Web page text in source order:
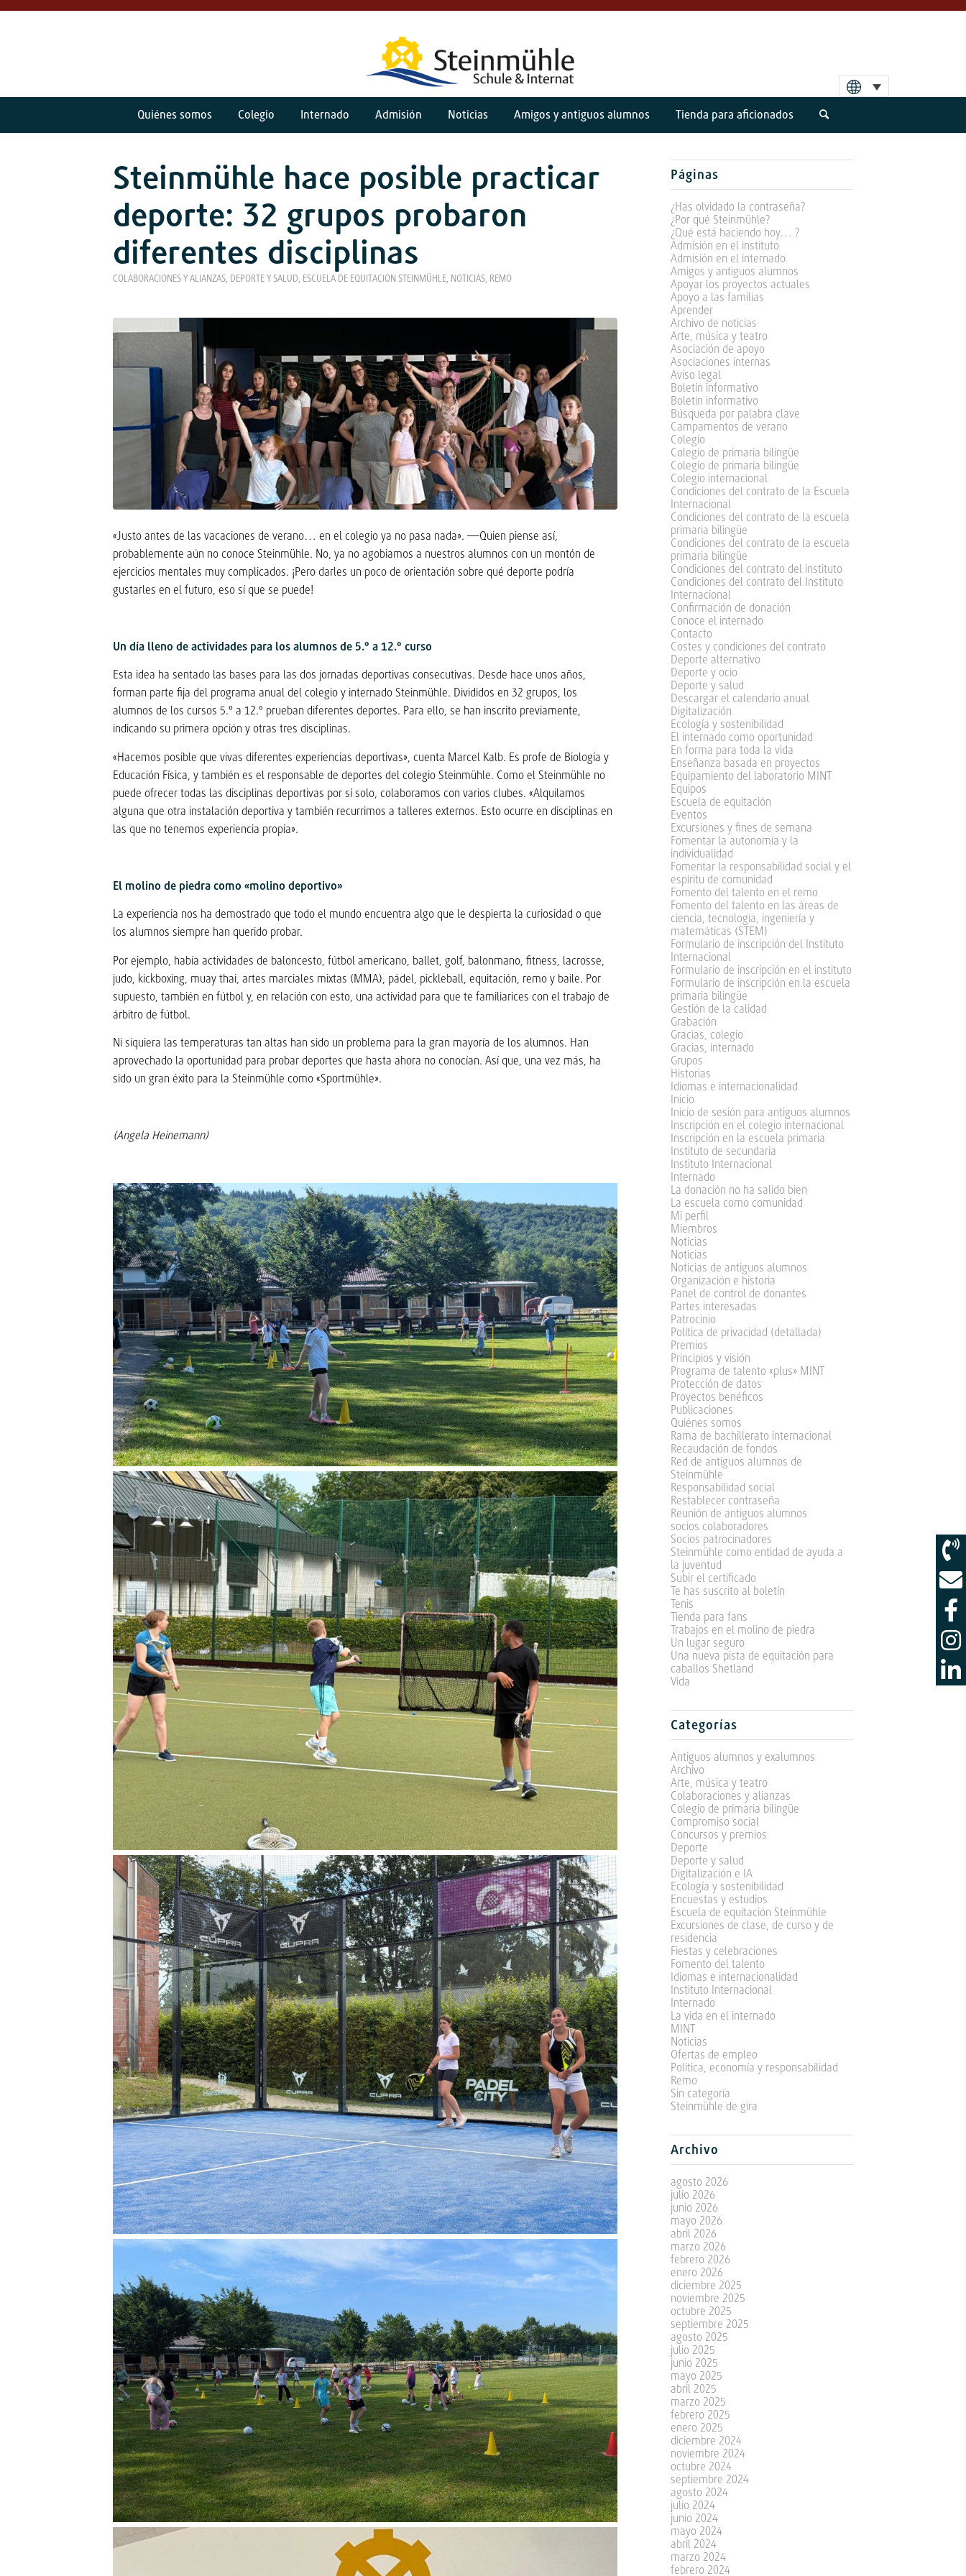
Quiénes somos Colegio Internado Admisión Noticias Amigos y antiguos alumnos Tienda para aficionados
Steinmühle hace posible practicar
deporte: 32 grupos probaron
diferentes disciplinas
COLABORACIONES Y ALIANZAS, DEPORTE Y SALUD, ESCUELA DE EQUITACIÓN STEINMÜHLE, NOTICIAS, REMO
«Justo antes de las vacaciones de verano… en el colegio ya no pasa nada». —Quien piense así,
probablemente aún no conoce Steinmühle. No, ya no agobiamos a nuestros alumnos con un montón de
ejercicios mentales muy complicados. ¡Pero darles un poco de orientación sobre qué deporte podría
gustarles en el futuro, eso sí que se puede!
Un día lleno de actividades para los alumnos de 5.º a 12.º curso
Esta idea ha sentado las bases para las dos jornadas deportivas consecutivas. Desde hace unos años,
forman parte fija del programa anual del colegio y internado Steinmühle. Divididos en 32 grupos, los
alumnos de los cursos 5.º a 12.º prueban diferentes deportes. Para ello, se han inscrito previamente,
indicando su primera opción y otras tres disciplinas.
«Hacemos posible que vivas diferentes experiencias deportivas», cuenta Marcel Kalb. Es profe de Biología y
Educación Física, y también es el responsable de deportes del colegio Steinmühle. Como el Steinmühle no
puede ofrecer todas las disciplinas deportivas por sí solo, colaboramos con varios clubes. «Alquilamos
alguna que otra instalación deportiva y también recurrimos a talleres externos. Esto ocurre en disciplinas en
las que no tenemos experiencia propia».
El molino de piedra como «molino deportivo»
La experiencia nos ha demostrado que todo el mundo encuentra algo que le despierta la curiosidad o que
los alumnos siempre han querido probar.
Por ejemplo, había actividades de baloncesto, fútbol americano, ballet, golf, balonmano, fitness, lacrosse,
judo, kickboxing, muay thai, artes marciales mixtas (MMA), pádel, pickleball, equitación, remo y baile. Por
supuesto, también en fútbol y, en relación con esto, una actividad para que te familiarices con el trabajo de
árbitro de fútbol.
Ni siquiera las temperaturas tan altas han sido un problema para la gran mayoría de los alumnos. Han
aprovechado la oportunidad para probar deportes que hasta ahora no conocían. Así que, una vez más, ha
sido un gran éxito para la Steinmühle como «Sportmühle».
(Angela Heinemann)
Páginas
¿Has olvidado la contraseña?
¿Por qué Steinmühle?
¿Qué está haciendo hoy… ?
Admisión en el instituto
Admisión en el internado
Amigos y antiguos alumnos
Apoyar los proyectos actuales
Apoyo a las familias
Aprender
Archivo de noticias
Arte, música y teatro
Asociación de apoyo
Asociaciones internas
Aviso legal
Boletín informativo
Boletín informativo
Búsqueda por palabra clave
Campamentos de verano
Colegio
Colegio de primaria bilingüe
Colegio de primaria bilingüe
Colegio internacional
Condiciones del contrato de la Escuela
Internacional
Condiciones del contrato de la escuela
primaria bilingüe
Condiciones del contrato de la escuela
primaria bilingüe
Condiciones del contrato del instituto
Condiciones del contrato del Instituto
Internacional
Confirmación de donación
Conoce el internado
Contacto
Costes y condiciones del contrato
Deporte alternativo
Deporte y ocio
Deporte y salud
Descargar el calendario anual
Digitalización
Ecología y sostenibilidad
El internado como oportunidad
En forma para toda la vida
Enseñanza basada en proyectos
Equipamiento del laboratorio MINT
Equipos
Escuela de equitación
Eventos
Excursiones y fines de semana
Fomentar la autonomía y la
individualidad
Fomentar la responsabilidad social y el
espíritu de comunidad
Fomento del talento en el remo
Fomento del talento en las áreas de
ciencia, tecnología, ingeniería y
matemáticas (STEM)
Formulario de inscripción del Instituto
Internacional
Formulario de inscripción en el instituto
Formulario de inscripción en la escuela
primaria bilingüe
Gestión de la calidad
Grabación
Gracias, colegio
Gracias, internado
Grupos
Historias
Idiomas e internacionalidad
Inicio
Inicio de sesión para antiguos alumnos
Inscripción en el colegio internacional
Inscripción en la escuela primaria
Instituto de secundaria
Instituto Internacional
Internado
La donación no ha salido bien
La escuela como comunidad
Mi perfil
Miembros
Noticias
Noticias
Noticias de antiguos alumnos
Organización e historia
Panel de control de donantes
Partes interesadas
Patrocinio
Política de privacidad (detallada)
Premios
Principios y visión
Programa de talento «plus» MINT
Protección de datos
Proyectos benéficos
Publicaciones
Quiénes somos
Rama de bachillerato internacional
Recaudación de fondos
Red de antiguos alumnos de
Steinmühle
Responsabilidad social
Restablecer contraseña
Reunión de antiguos alumnos
socios colaboradores
Socios patrocinadores
Steinmühle como entidad de ayuda a
la juventud
Subir el certificado
Te has suscrito al boletín
Tenis
Tienda para fans
Trabajos en el molino de piedra
Un lugar seguro
Una nueva pista de equitación para
caballos Shetland
Vida
Categorías
Antiguos alumnos y exalumnos
Archivo
Arte, música y teatro
Colaboraciones y alianzas
Colegio de primaria bilingüe
Compromiso social
Concursos y premios
Deporte
Deporte y salud
Digitalización e IA
Ecología y sostenibilidad
Encuestas y estudios
Escuela de equitación Steinmühle
Excursiones de clase, de curso y de
residencia
Fiestas y celebraciones
Fomento del talento
Idiomas e internacionalidad
Instituto Internacional
Internado
La vida en el internado
MINT
Noticias
Ofertas de empleo
Política, economía y responsabilidad
Remo
Sin categoría
Steinmühle de gira
Archivo
agosto 2026
julio 2026
junio 2026
mayo 2026
abril 2026
marzo 2026
febrero 2026
enero 2026
diciembre 2025
noviembre 2025
octubre 2025
septiembre 2025
agosto 2025
julio 2025
junio 2025
mayo 2025
abril 2025
marzo 2025
febrero 2025
enero 2025
diciembre 2024
noviembre 2024
octubre 2024
septiembre 2024
agosto 2024
julio 2024
junio 2024
mayo 2024
abril 2024
marzo 2024
febrero 2024